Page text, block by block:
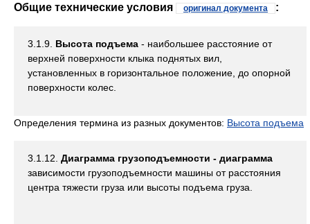
Общие технические условия
оригинал документа :
3.1.9. Высота подъема - наибольшее расстояние от
верхней поверхности клыка поднятых вил,
установленных в горизонтальное положение, до опорной
поверхности колес.
Определения термина из разных документов: Высота подъема
3.1.12. Диаграмма грузоподъемности - диаграмма
зависимости грузоподъемности машины от расстояния
центра тяжести груза или высоты подъема груза.